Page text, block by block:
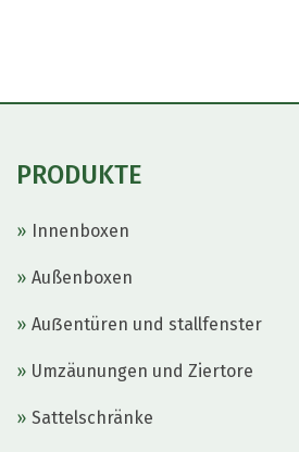
PRODUKTE
Innenboxen
Außenboxen
Auẞentüren und stallfenster
Umzäunungen und Ziertore
Sattelschränke